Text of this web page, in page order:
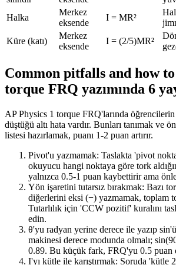
Halka
Merkez
eksende
I = MR²
Küre (katı)
Merkez
eksende
I = (2/5)MR²
Common pitfalls and how
torque FRQ yazımında 6
AP Physics 1 torque FRQ'larında
düştüğü altı hata vardır. Bunları tanımak ve
listesi hazırlamak, puanı 1-2 puan artırır.
Pivot'u yazmamak: Taslakta 'pivot
okuyucu hangi noktaya göre tork
yalnızca 0.5-1 puan kaybettirir ama
Yön işaretini tutarsız bırakmak: Bazı
diğerlerini eksi (−) yazmamak, toplam
Tutarlılık için 'CCW pozitif' kuralını
edin.
θ'yu radyan yerine derece ile yazıp
makinesi derece modunda olmalı;
0.89. Bu küçük fark, FRQ'yu 0.5 puan
I'yı kütle ile karıştırmak: Soruda 'kütle